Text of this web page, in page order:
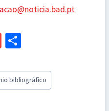
G
ai
l
ar
e
bibliográfico